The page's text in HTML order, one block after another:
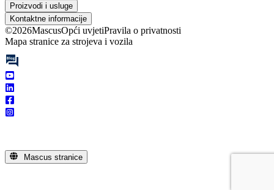
Proizvodi i usluge
Kontaktne informacije
©2026MascusOpći uvjetiPravila o privatnosti
Mapa stranice za strojeva i vozila
Mascus stranice